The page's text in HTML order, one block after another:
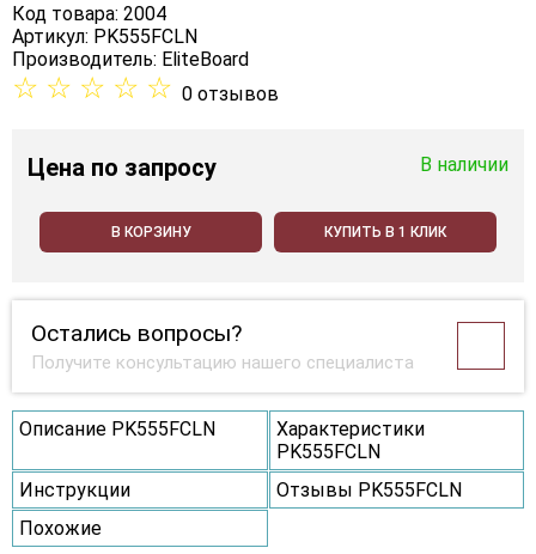
Код товара: 2004
Артикул: PK555FCLN
Производитель: EliteBoard
☆ ☆ ☆ ☆ ☆ 0 отзывов
Цена по запросу В наличии
В КОРЗИНУ КУПИТЬ В 1 КЛИК
Остались вопросы?
Получите консультацию нашего специалиста
Описание PK555FCLN
Характеристики
PK555FCLN
Инструкции
Отзывы PK555FCLN
Похожие